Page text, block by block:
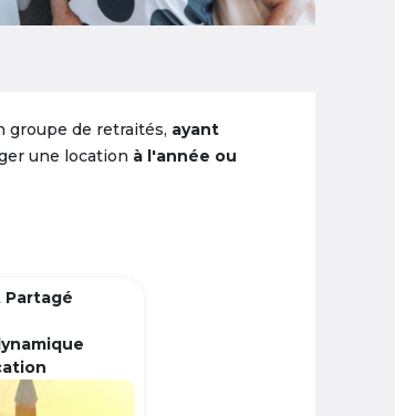
groupe de retraités, ayant
une location à l'année ou